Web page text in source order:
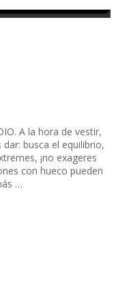
A la hora de vestir,
busca el equilibrio,
¡no exageres
con hueco pueden
…